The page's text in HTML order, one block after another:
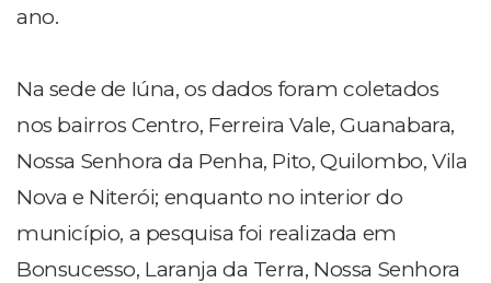
ano.
Na sede de Iúna, os dados foram coletados
nos bairros Centro, Ferreira Vale, Guanabara,
Nossa Senhora da Penha, Pito, Quilombo, Vila
Nova e Niterói; enquanto no interior do
município, a pesquisa foi realizada em
Bonsucesso, Laranja da Terra, Nossa Senhora